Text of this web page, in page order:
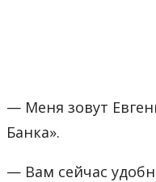
— Меня зовут
Банка».
— Вам сейчас